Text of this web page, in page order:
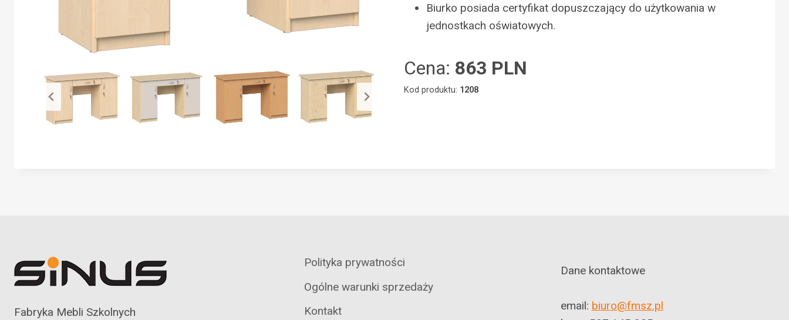
Biurko posiada certyfikat dopuszczający do użytkowania w
jednostkach oświatowych.
Cena: 863 PLN
Kod produktu: 1208
Fabryka Mebli Szkolnych
Polityka prywatności
Ogólne warunki sprzedaży
Kontakt
Dane kontaktowe
email: biuro@fmsz.pl